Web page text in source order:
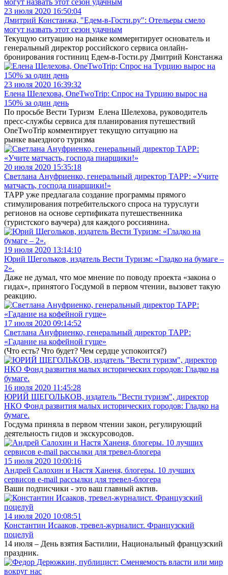
23 июля 2020 16:50:04
Дмитрий Констанжа, "Едем-в-Гости.ру": Отельеры смело
могут назвать этот сезон удачным
Текущую ситуацию на рынке коммернтирует основатель и
генеральный директор российского сервиса онлайн-
бронирования гостиниц Едем-в-Гости.ру Дмитрий Констанжа
23 июля 2020 16:39:32
Елена Шелехова, OneTwoTrip: Спрос на Турцию вырос на
150% за один день
По просьбе Вести Туризм Елена Шелехова, руководитель
пресс-службы сервиса для планирования путешествий
OneTwoTrip комментирует текущую ситуацию на
рынке выездного туризма
20 июля 2020 15:35:18
Светлана Ануфриенко, генеральный директор ТАРР: «Учите
матчасть, господа пиарщики!»
ТАРР уже предлагала создание программы прямого
стимулирования потребительского спроса на туруслуги
регионов на основе сертификата путешественника
(туристского ваучера) для каждого россиянина.
19 июля 2020 13:14:10
Юрий Щегольков, издатель Вести Туризм: «Гладко на бумаге –
2».
Даже не думал, что мое мнение по поводу проекта «закона о
гидах», принятого Госдумой в первом чтении, вызовет такую
реакцию.
17 июля 2020 09:14:52
Светлана Ануфриенко, генеральный директор ТАРР:
«Гадание на кофейной гуще»
(Что есть? Что будет? Чем сердце успокоится?)
16 июля 2020 11:45:28
ЮРИЙ ЩЕГОЛЬКОВ, издатель "Вести туризм", директор
НКО Фонд развития малых исторических городов: Гладко на
бумаге.
Госдума приняла в первом чтении закон, регулирующий
деятельность гидов и экскурсоводов.
15 июля 2020 10:00:16
Андрей Салохин и Настя Ханеня, блогеры. 10 лучших
сервисов e-mail рассылки для тревел-блогера
Ваши подписчики - это ваш главный актив.
14 июля 2020 10:08:51
Константин Исааков, тревел-журналист. Французский
поцелуй
14 июля – День взятия Бастилии, Национальный французский
праздник.